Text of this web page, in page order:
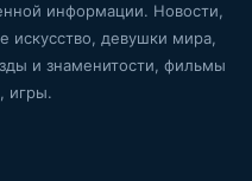
информации. Новости,
искусство, девушки мира,
и знаменитости, фильмы
игры.